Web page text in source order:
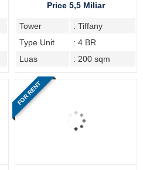
Price 5,5 Miliar
Tower
: Tiffany
Type Unit
: 4 BR
Luas
: 200 sqm
FOR RENT